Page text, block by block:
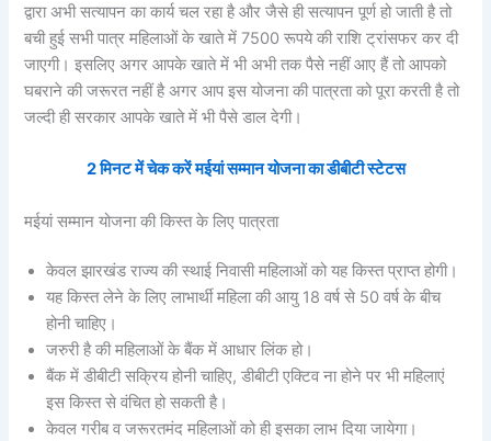
द्वारा अभी सत्यापन का कार्य चल रहा है और जैसे ही सत्यापन पूर्ण हो जाती है तो
बची हुई सभी पात्र महिलाओं के खाते में 7500 रूपये की राशि ट्रांसफर कर दी
जाएगी। इसलिए अगर आपके खाते में भी अभी तक पैसे नहीं आए हैं तो आपको
घबराने की जरूरत नहीं है अगर आप इस योजना की पात्रता को पूरा करती है तो
जल्दी ही सरकार आपके खाते में भी पैसे डाल देगी।
2 मिनट में चेक करें मईयां सम्मान योजना का डीबीटी स्टेटस
मईयां सम्मान योजना की किस्त के लिए पात्रता
केवल झारखंड राज्य की स्थाई निवासी महिलाओं को यह किस्त प्राप्त होगी।
यह किस्त लेने के लिए लाभार्थी महिला की आयु 18 वर्ष से 50 वर्ष के बीच
होनी चाहिए।
जरुरी है की महिलाओं के बैंक में आधार लिंक हो।
बैंक में डीबीटी सक्रिय होनी चाहिए, डीबीटी एक्टिव ना होने पर भी महिलाएं
इस किस्त से वंचित हो सकती है।
केवल गरीब व जरूरतमंद महिलाओं को ही इसका लाभ दिया जायेगा।